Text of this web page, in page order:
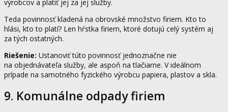
výrobcov a platiť jej za jej služby.
Teda povinnosť kladená na obrovské množstvo firiem. Kto to
hlási, kto to platí? Len hŕstka firiem, ktoré dotujú celý systém aj
za tých ostatných.
Riešenie: Ustanoviť túto povinnosť jednoznačne nie
na objednávateľa služby, ale aspoň na tlačiarne. V ideálnom
prípade na samotného fyzického výrobcu papiera, plastov a skla.
9. Komunálne odpady firiem